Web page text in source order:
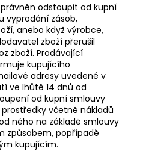
odstoupit od kupní
vyprodání zásob,
anebo když výrobce,
zboží přerušil
zboží. Prodávající
kupujícího
adresy uvedené v
ve lhůtě 14 dnů od
od kupní smlouvy
včetně nákladů
něho na základě smlouvy
způsobem, popřípadě
kupujícím.